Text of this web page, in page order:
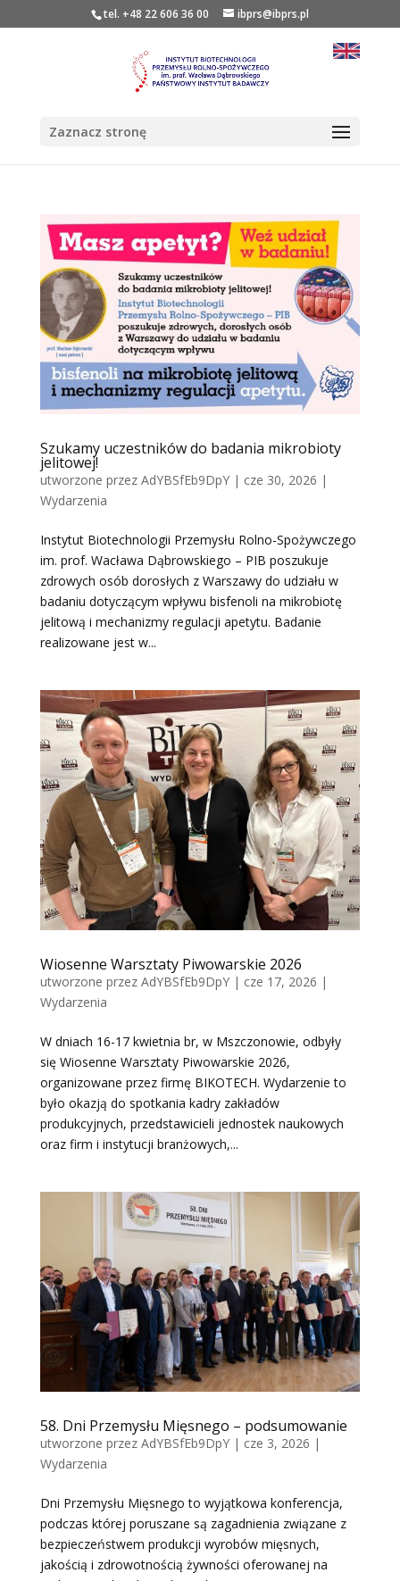
tel. +48 22 606 36 00 ibprs@ibprs.pl
Zaznacz stronę
Szukamy uczestników do badania mikrobioty
jelitowej!
utworzone przez AdYBSfEb9DpY| cze 30, 2026 |
Wydarzenia
Instytut Biotechnologii Przemysłu Rolno-Spożywczego
im. prof. Wacława Dąbrowskiego – PIB poszukuje
zdrowych osób dorosłych z Warszawy do udziału w
badaniu dotyczącym wpływu bisfenoli na mikrobiotę
jelitową i mechanizmy regulacji apetytu. Badanie
realizowane jest w...
Wiosenne Warsztaty Piwowarskie 2026
utworzone przez AdYBSfEb9DpY| cze 17, 2026 |
Wydarzenia
W dniach 16-17 kwietnia br, w Mszczonowie, odbyły
się Wiosenne Warsztaty Piwowarskie 2026,
organizowane przez firmę BIKOTECH. Wydarzenie to
było okazją do spotkania kadry zakładów
produkcyjnych, przedstawicieli jednostek naukowych
oraz firm i instytucji branżowych,...
58. Dni Przemysłu Mięsnego – podsumowanie
utworzone przez AdYBSfEb9DpY| cze 3, 2026 |
Wydarzenia
Dni Przemysłu Mięsnego to wyjątkowa konferencja,
podczas której poruszane są zagadnienia związane z
bezpieczeństwem produkcji wyrobów mięsnych,
jakością i zdrowotnością żywności oferowanej na